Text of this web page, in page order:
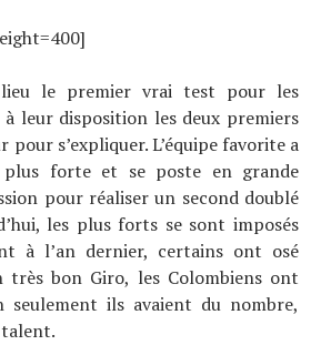
lieu le premier vrai test pour les
leur disposition les deux premiers
pour s’expliquer. L’équipe favorite a
forte et se poste en grande
pour réaliser un second doublé
les plus forts se sont imposés
à l’an dernier, certains ont osé
très bon Giro, les Colombiens ont
seulement ils avaient du nombre,